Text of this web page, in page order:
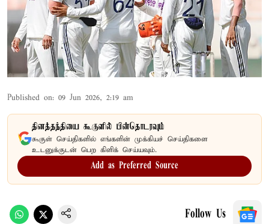
Published on: 09 Jun 2026, 2:19 am
தினத்தந்தியை கூகுளில் பின்தொடரவும்
கூகுள் செய்திகளில் எங்களின் முக்கியச் செய்திகளை
உடனுக்குடன் பெற கிளிக் செய்யவும்.
Add as Preferred Source
Follow Us